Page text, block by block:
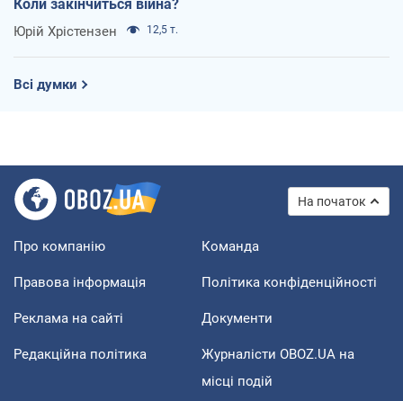
Коли закінчиться війна?
Юрій Хрістензен 12,5 т.
Всі думки
На початок
Про компанію Команда
Правова інформація Політика конфіденційності
Реклама на сайті Документи
Редакційна політика
Журналісти OBOZ.UA на
місці подій